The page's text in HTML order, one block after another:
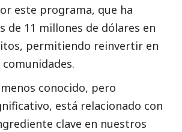
este programa, que ha
de 11 millones de dólares en
permitiendo reinvertir en
conocido, pero
está relacionado con
clave en nuestros